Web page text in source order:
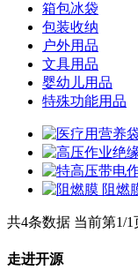
箱包冰袋
包装收纳
户外用品
文具用品
婴幼儿用品
特殊功能用品
阻燃
共4条数据 当前第1/1
走进开源